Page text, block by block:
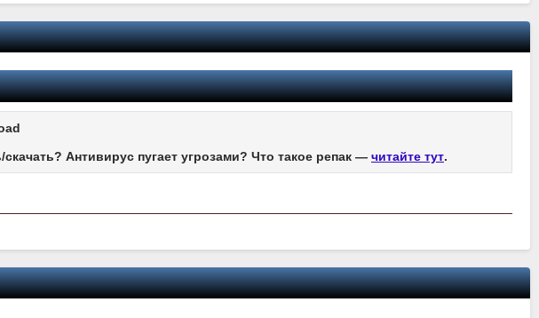
скачать? Антивирус пугает угрозами? Что такое репак — читайте тут.